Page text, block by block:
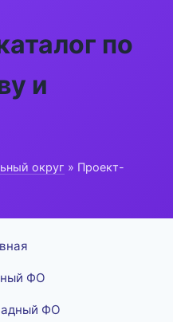
по
и
округ » Проект-
ФО
ФО